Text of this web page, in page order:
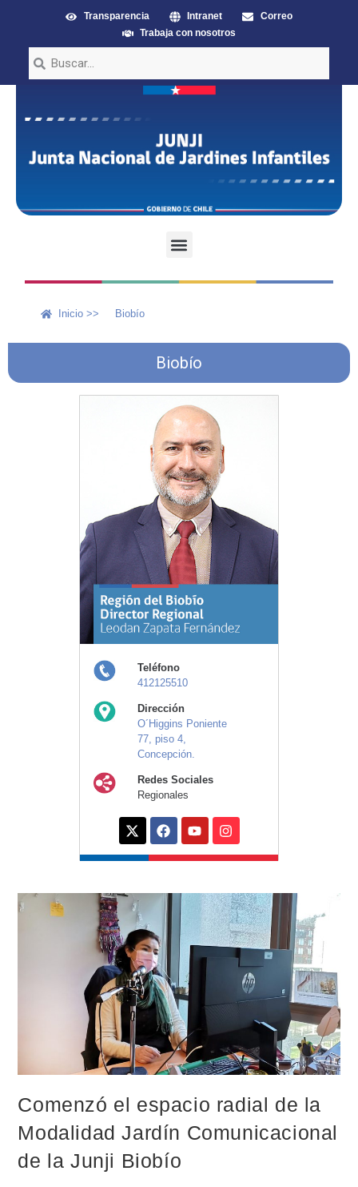
Transparencia Intranet
Correo
Trabaja con nosotros
Inicio >> Biobío
Biobío
Teléfono
412125510
Dirección
O´Higgins Poniente
77, piso 4,
Concepción.
Redes Sociales
Regionales
Comenzó el espacio radial de la
Modalidad Jardín Comunicacional
de la Junji Biobío